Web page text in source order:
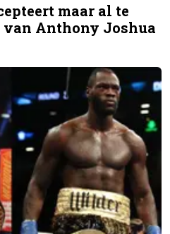
maar al te
Anthony Joshua